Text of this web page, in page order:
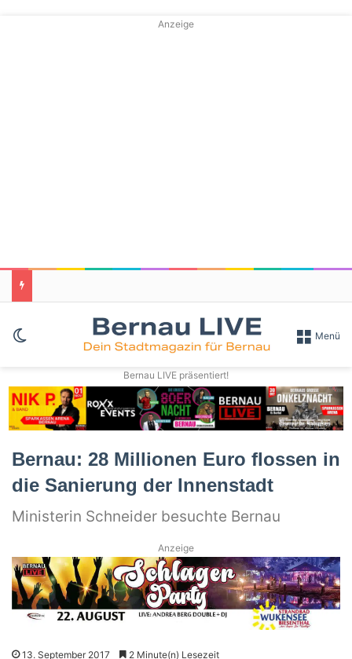
Anzeige
Skin umschalten Menü
Bernau LIVE präsentiert!
Bernau: 28 Millionen Euro flossen in
die Sanierung der Innenstadt
Ministerin Schneider besuchte Bernau
Anzeige
13. September 2017 2 Minute(n) Lesezeit